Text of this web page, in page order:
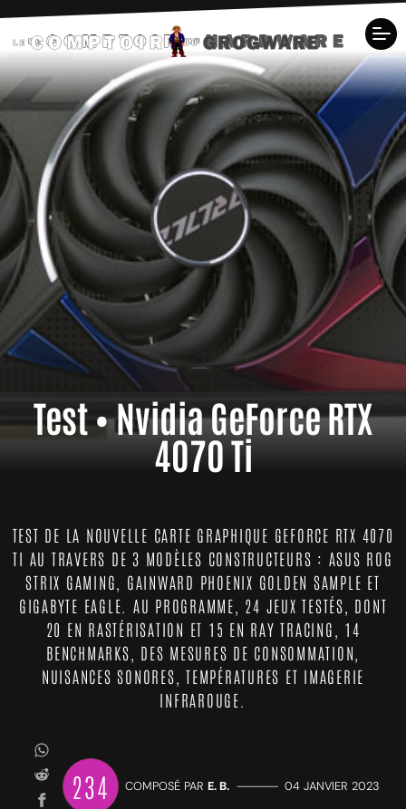
Test • Nvidia GeForce RTX
4070 Ti
TEST DE LA NOUVELLE CARTE GRAPHIQUE GEFORCE RTX 4070
TI AU TRAVERS DE 3 MODÈLES CONSTRUCTEURS : ASUS ROG
STRIX GAMING, GAINWARD PHOENIX GOLDEN SAMPLE ET
GIGABYTE EAGLE. AU PROGRAMME, 24 JEUX TESTÉS, DONT
20 EN RASTÉRISATION ET 15 EN RAY TRACING, 14
BENCHMARKS, DES MESURES DE CONSOMMATION,
NUISANCES SONORES, TEMPÉRATURES ET IMAGERIE
INFRAROUGE.
234 COMPOSÉ PAR E. B. ————— 04 JANVIER 2023